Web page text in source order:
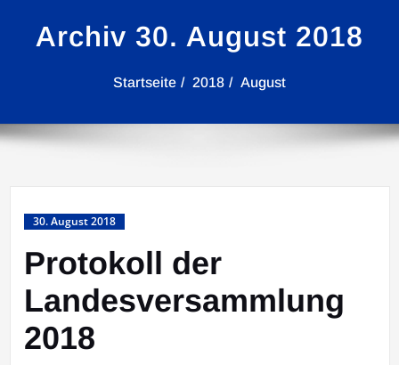
Archiv 30. August 2018
Startseite 2018 August
30. August 2018
Protokoll der
Landesversammlung
2018